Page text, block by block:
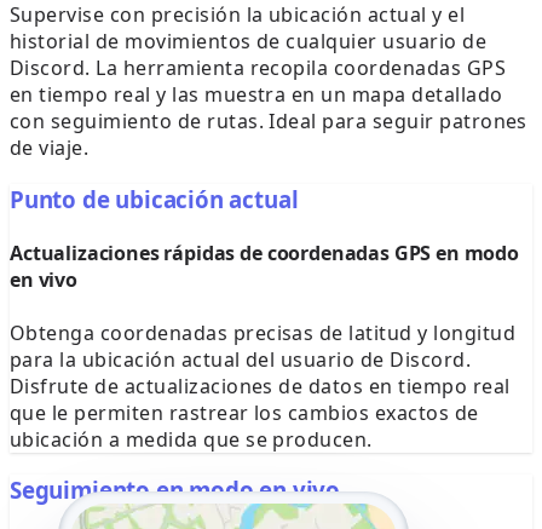
Supervise con precisión la ubicación actual y el
historial de movimientos de cualquier usuario de
Discord. La herramienta recopila coordenadas GPS
en tiempo real y las muestra en un mapa detallado
con seguimiento de rutas. Ideal para seguir patrones
de viaje.
Punto de ubicación actual
Actualizaciones rápidas de coordenadas GPS en modo
en vivo
Obtenga coordenadas precisas de latitud y longitud
para la ubicación actual del usuario de Discord.
Disfrute de actualizaciones de datos en tiempo real
que le permiten rastrear los cambios exactos de
ubicación a medida que se producen.
Seguimiento en modo en vivo